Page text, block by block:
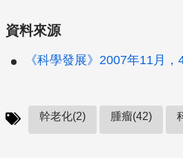
資料來源
《科學發展》2007年11月
幹老化(2) 腫瘤(42)